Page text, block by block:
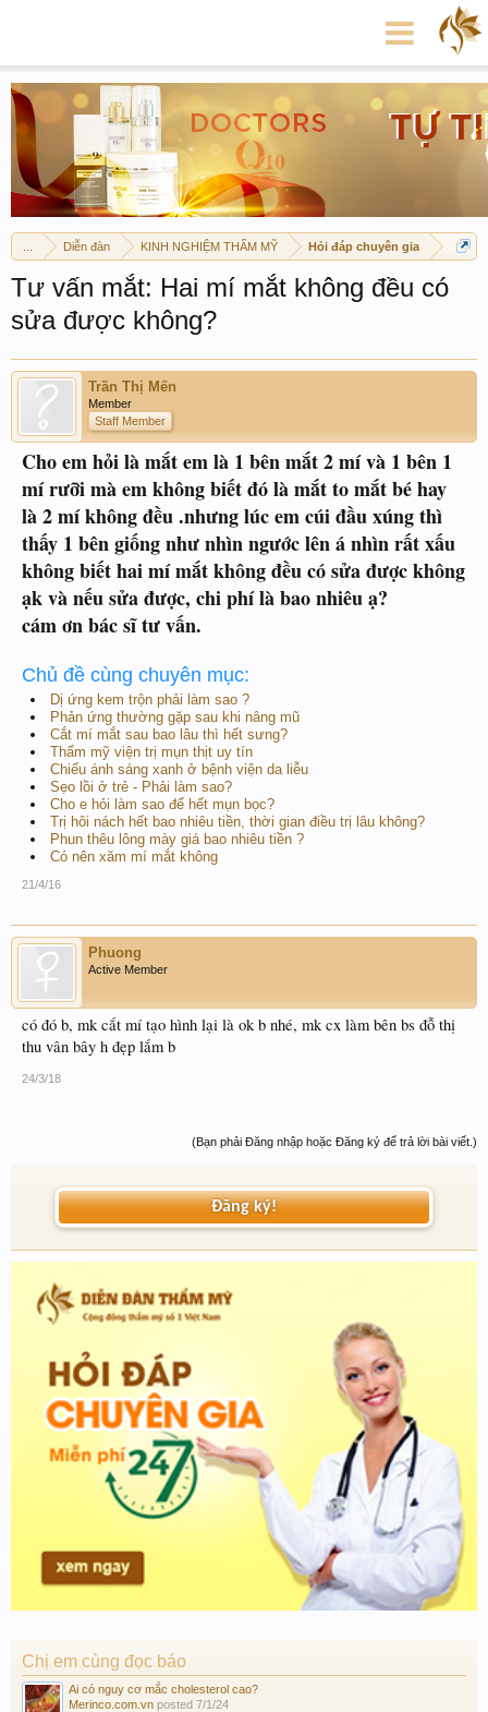
Diễn đàn KINH NGHIỆM THẨM MỸ Hỏi đáp chuyên gia
Tư vấn mắt: Hai mí mắt không đều có
sửa được không?
Trần Thị Mến
Member
Staff Member
Cho em hỏi là mắt em là 1 bên mắt 2 mí và 1 bên 1
mí rưỡi mà em không biết đó là mắt to mắt bé hay
là 2 mí không đều .nhưng lúc em cúi đầu xúng thì
thấy 1 bên giống như nhìn ngước lên á nhìn rất xấu
không biết hai mí mắt không đều có sửa được không
ạk và nếu sửa được, chi phí là bao nhiêu ạ?
cám ơn bác sĩ tư vấn.
Chủ đề cùng chuyên mục:
Dị ứng kem trộn phải làm sao ?
Phản ứng thường gặp sau khi nâng mũ
Cắt mí mắt sau bao lâu thì hết sưng?
Thẩm mỹ viện trị mụn thịt uy tín
Chiếu ánh sáng xanh ở bệnh viện da liễu
Sẹo lồi ở trẻ - Phải làm sao?
Cho e hỏi làm sao để hết mụn bọc?
Trị hôi nách hết bao nhiêu tiền, thời gian điều trị lâu không?
Phun thêu lông mày giá bao nhiêu tiền ?
Có nên xăm mí mắt không
21/4/16
Phuong
Active Member
có đó b, mk cắt mí tạo hình lại là ok b nhé, mk cx làm bên bs đỗ thị
thu vân bây h đẹp lắm b
24/3/18
(Bạn phải Đăng nhập hoặc Đăng ký để trả lời bài viết.)
Đăng ký!
Chị em cùng đọc báo
Ai có nguy cơ mắc cholesterol cao?
Merinco.com.vn posted 7/1/24